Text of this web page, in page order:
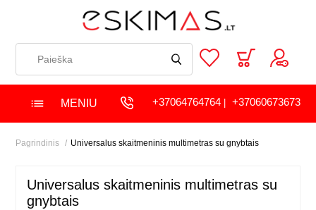
MENIU +37064764764| +37060673673
Pagrindinis Universalus skaitmeninis multimetras su gnybtais
Universalus skaitmeninis multimetras su
gnybtais